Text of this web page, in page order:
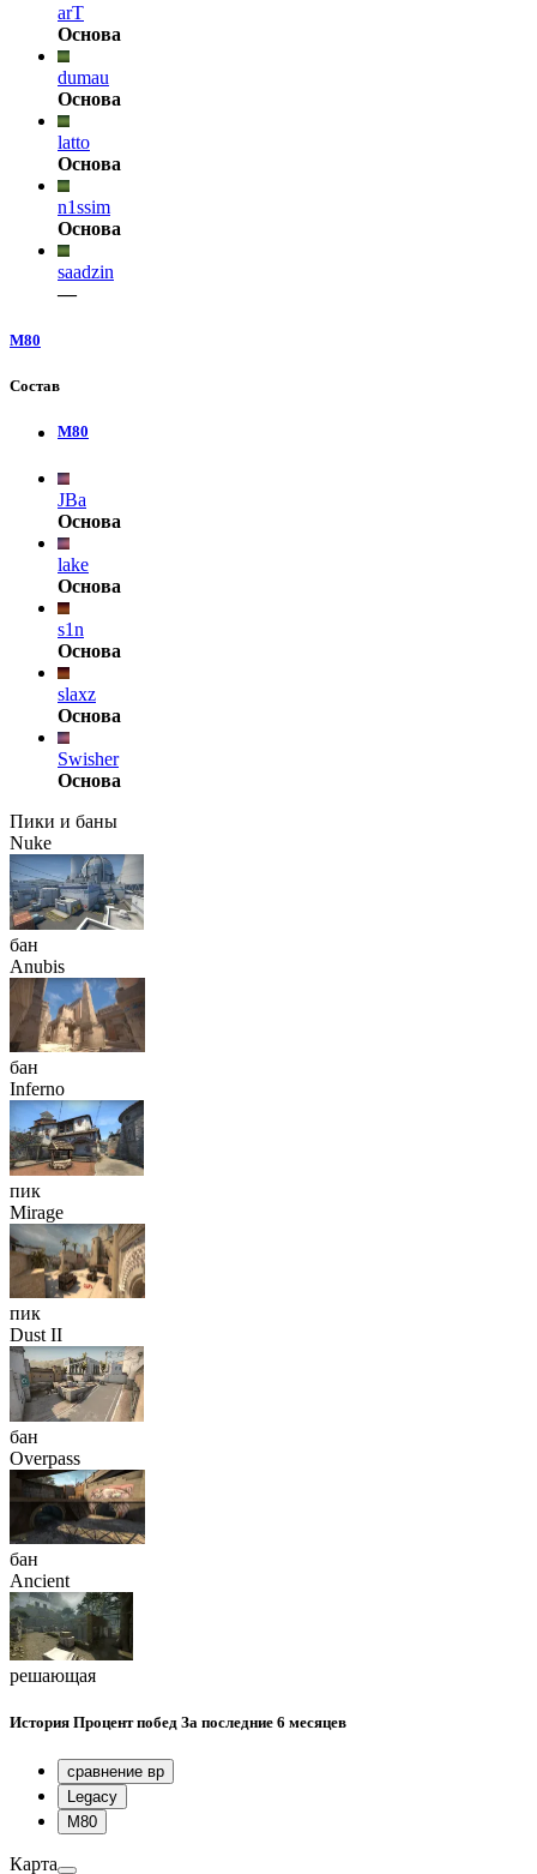
arT
Основа
dumau
Основа
latto
Основа
n1ssim
Основа
saadzin
—
M80
Состав
M80
JBa
Основа
lake
Основа
s1n
Основа
slaxz
Основа
Swisher
Основа
Пики и баны
Nuke
бан
Anubis
бан
Inferno
пик
Mirage
пик
Dust II
бан
Overpass
бан
Ancient
решающая
История Процент побед За последние 6 месяцев
сравнение вр
Legacy
M80
Карта